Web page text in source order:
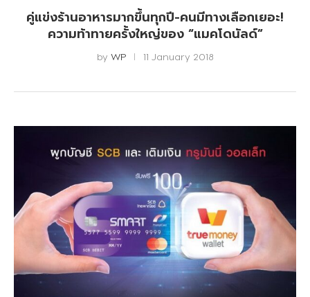
คู่แข่งร้านอาหารมากขึ้นทุกปี-คนมีทางเลือกเยอะ!
ความท้าทายครั้งใหญ่ของ “แมคโดนัลด์”
by WP 11 January 2018